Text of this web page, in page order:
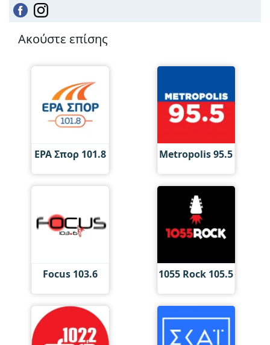
Ακούστε επίσης
ΕΡΑ Σπορ 101.8 Metropolis 95.5
Focus 103.6 1055 Rock 105.5